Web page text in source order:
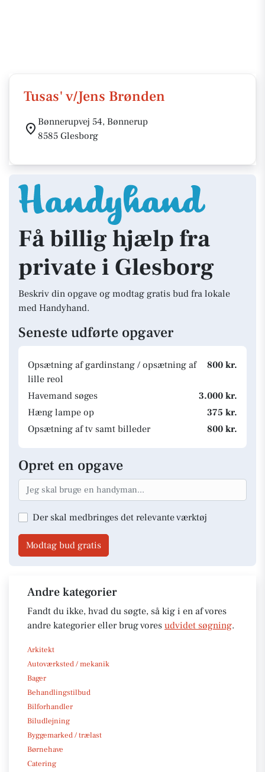
Tusas' v/Jens Brønden
Bønnerupvej 54, Bønnerup
8585 Glesborg
Få billig hjælp fra
private i Glesborg
Beskriv din opgave og modtag gratis bud fra lokale
med Handyhand.
Seneste udførte opgaver
Opsætning af gardinstang / opsætning af
lille reol
800 kr.
Havemand søges
3.000 kr.
Hæng lampe op
375 kr.
Opsætning af tv samt billeder
800 kr.
Opret en opgave
Der skal medbringes det relevante værktøj
Modtag bud gratis
Andre kategorier
Fandt du ikke, hvad du søgte, så kig i en af vores
andre kategorier eller brug vores udvidet søgning.
Arkitekt
Autoværksted / mekanik
Bager
Behandlingstilbud
Bilforhandler
Biludlejning
Byggemarked / trælast
Børnehave
Catering